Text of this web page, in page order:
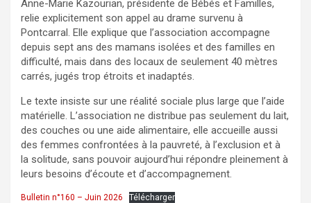
Anne-Marie Kazourian, présidente de Bébés et Familles,
relie explicitement son appel au drame survenu à
Pontcarral. Elle explique que l’association accompagne
depuis sept ans des mamans isolées et des familles en
difficulté, mais dans des locaux de seulement 40 mètres
carrés, jugés trop étroits et inadaptés.
Le texte insiste sur une réalité sociale plus large que l’aide
matérielle. L’association ne distribue pas seulement du lait,
des couches ou une aide alimentaire, elle accueille aussi
des femmes confrontées à la pauvreté, à l’exclusion et à
la solitude, sans pouvoir aujourd’hui répondre pleinement à
leurs besoins d’écoute et d’accompagnement.
Bulletin n°160 – Juin 2026 Télécharger